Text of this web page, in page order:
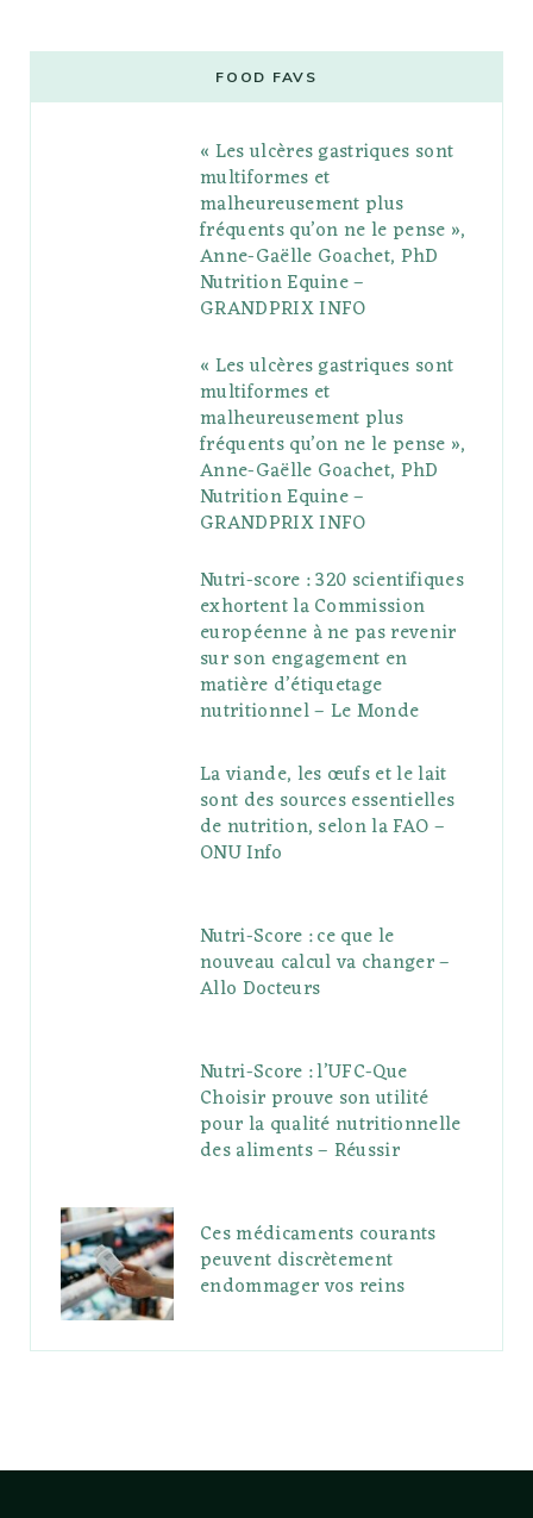
b
t
g
l
e
P
l
s
t
a
g
r
a
m
e
r
e
s
o
l
r
FOOD FAVS
« Les ulcères gastriques sont
multiformes et
malheureusement plus
fréquents qu’on ne le pense »,
Anne-Gaëlle Goachet, PhD
Nutrition Equine –
GRANDPRIX INFO
« Les ulcères gastriques sont
multiformes et
malheureusement plus
fréquents qu’on ne le pense »,
Anne-Gaëlle Goachet, PhD
Nutrition Equine –
GRANDPRIX INFO
Nutri-score : 320 scientifiques
exhortent la Commission
européenne à ne pas revenir
sur son engagement en
matière d’étiquetage
nutritionnel – Le Monde
La viande, les œufs et le lait
sont des sources essentielles
de nutrition, selon la FAO –
ONU Info
Nutri-Score : ce que le
nouveau calcul va changer –
Allo Docteurs
Nutri-Score : l’UFC-Que
Choisir prouve son utilité
pour la qualité nutritionnelle
des aliments – Réussir
Ces médicaments courants
peuvent discrètement
endommager vos reins